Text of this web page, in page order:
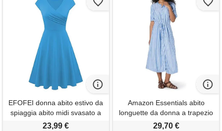
EFOFEI donna abito estivo da
spiaggia abito midi svasato a
trapezio abiti casual tinta unita
23,99 €
Amazon Essentials abito
longuette da donna a trapezio
con vita a mezza manica
29,70 €